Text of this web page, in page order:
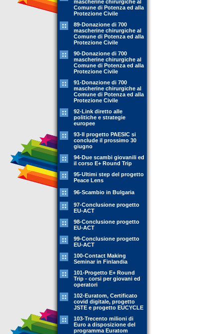
mascherine chirurgiche al
Comune di Potenza ed alla
Protezione Civile
89-Donazione di 700
mascherine chirurgiche al
Comune di Potenza ed alla
Protezione Civile
90-Donazione di 700
mascherine chirurgiche al
Comune di Potenza ed alla
Protezione Civile
91-Donazione di 700
mascherine chirurgiche al
Comune di Potenza ed alla
Protezione Civile
92-Link diretto alle
politiche e strategie
europee
93-Il progetto PAESIC si
conclude il prossimo 30
giugno
94-Due scambi giovanili ed
il corso E+ Round Trip
95-Ultimi step del progetto
Peace Lens
96-Scambio in Bulgaria
97-Conclusione progetto
EU-ACT
98-Conclusione progetto
EU-ACT
99-Conclusione progetto
EU-ACT
100-Contact Making
Seminar in Finlandia
101-Progetto E+ Round
Trip - corsi per giovani ed
operatori
102-Euratom, Certificato
covid digitale, progetto
JSTE e progetto EUCYCLE
103-Trecento milioni di
Euro a disposizione del
programma Euratom